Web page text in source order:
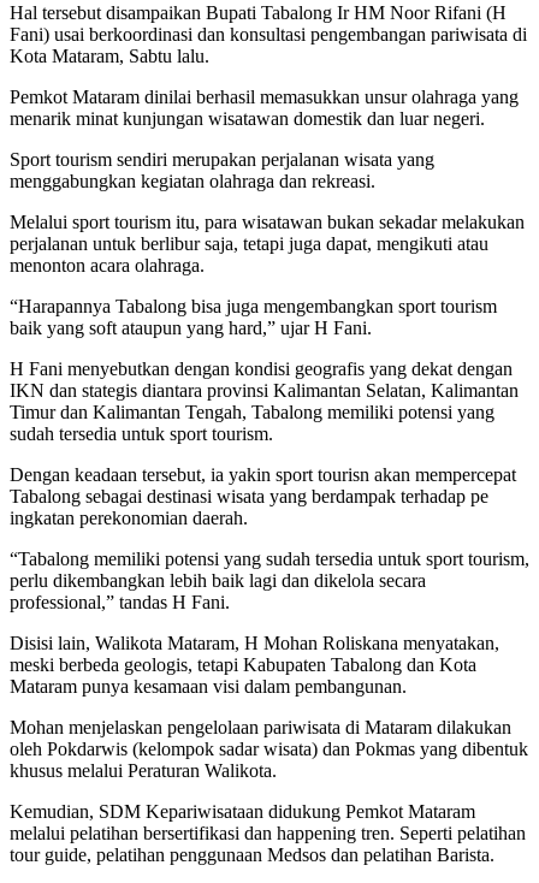
Hal tersebut disampaikan Bupati Tabalong Ir HM Noor Rifani (H
Fani) usai berkoordinasi dan konsultasi pengembangan pariwisata di
Kota Mataram, Sabtu lalu.
Pemkot Mataram dinilai berhasil memasukkan unsur olahraga yang
menarik minat kunjungan wisatawan domestik dan luar negeri.
Sport tourism sendiri merupakan perjalanan wisata yang
menggabungkan kegiatan olahraga dan rekreasi.
Melalui sport tourism itu, para wisatawan bukan sekadar melakukan
perjalanan untuk berlibur saja, tetapi juga dapat, mengikuti atau
menonton acara olahraga.
“Harapannya Tabalong bisa juga mengembangkan sport tourism
baik yang soft ataupun yang hard,” ujar H Fani.
H Fani menyebutkan dengan kondisi geografis yang dekat dengan
IKN dan stategis diantara provinsi Kalimantan Selatan, Kalimantan
Timur dan Kalimantan Tengah, Tabalong memiliki potensi yang
sudah tersedia untuk sport tourism.
Dengan keadaan tersebut, ia yakin sport tourisn akan mempercepat
Tabalong sebagai destinasi wisata yang berdampak terhadap pe
ingkatan perekonomian daerah.
“Tabalong memiliki potensi yang sudah tersedia untuk sport tourism,
perlu dikembangkan lebih baik lagi dan dikelola secara
professional,” tandas H Fani.
Disisi lain, Walikota Mataram, H Mohan Roliskana menyatakan,
meski berbeda geologis, tetapi Kabupaten Tabalong dan Kota
Mataram punya kesamaan visi dalam pembangunan.
Mohan menjelaskan pengelolaan pariwisata di Mataram dilakukan
oleh Pokdarwis (kelompok sadar wisata) dan Pokmas yang dibentuk
khusus melalui Peraturan Walikota.
Kemudian, SDM Kepariwisataan didukung Pemkot Mataram
melalui pelatihan bersertifikasi dan happening tren. Seperti pelatihan
tour guide, pelatihan penggunaan Medsos dan pelatihan Barista.